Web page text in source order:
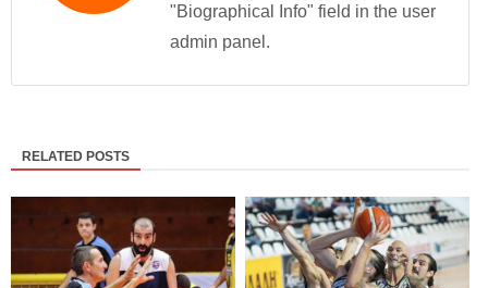
"Biographical Info" field in the user
admin panel.
RELATED POSTS